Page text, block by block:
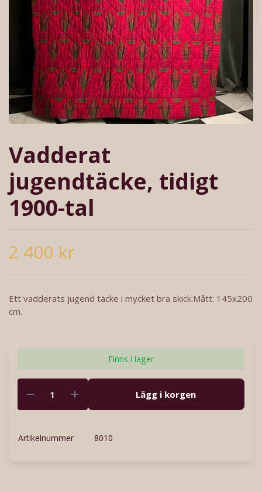
Vadderat
jugendtäcke, tidigt
1900-tal
2 400 kr
Ett vadderats jugend täcke i mycket bra skick.Mått: 145x200
cm.
Finns i lager
Lägg i korgen
Artikelnummer 8010